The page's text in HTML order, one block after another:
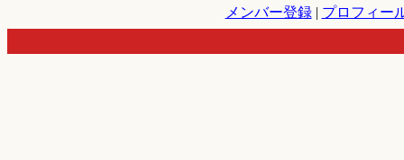
メンバー登録| プロフィー